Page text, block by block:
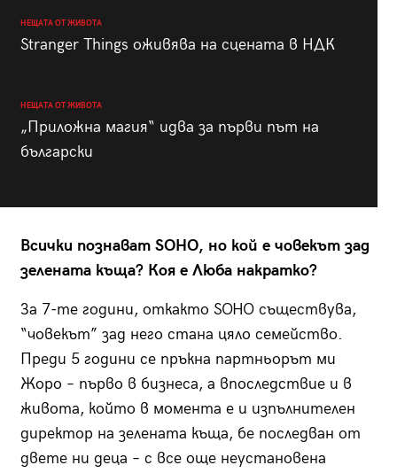
НЕЩАТА ОТ ЖИВОТА
Stranger Things оживява на сцената в НДК
НЕЩАТА ОТ ЖИВОТА
„Приложна магия“ идва за първи път на
български
Всички познават SOHO, но кой е човекът зад
зелената къща? Коя е Люба накратко?
За 7-те години, откакто SOHO съществува,
“човекът” зад него стана цяло семейство.
Преди 5 години се пръкна партньорът ми
Жоро – първо в бизнеса, а впоследствие и в
живота, който в момента е и изпълнителен
директор на зeлената къща, бе последван от
двете ни деца – с все още неустановена